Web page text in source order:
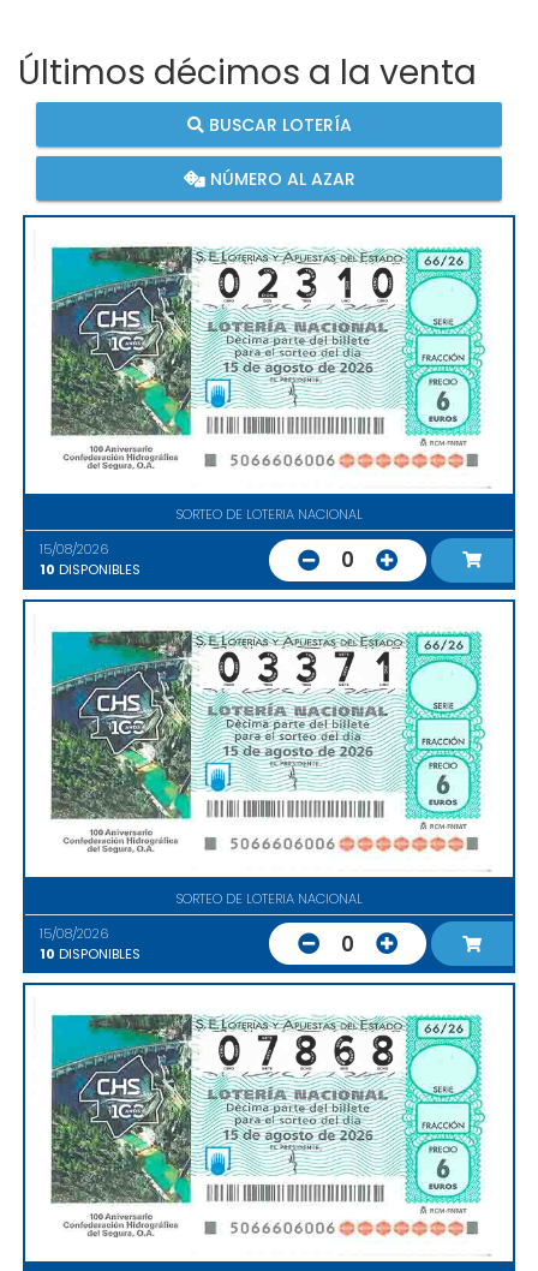
Últimos décimos a la venta
BUSCAR LOTERÍA
NÚMERO AL AZAR
SORTEO DE LOTERIA NACIONAL
15/08/2026
10 DISPONIBLES 0
SORTEO DE LOTERIA NACIONAL
15/08/2026
10 DISPONIBLES 0